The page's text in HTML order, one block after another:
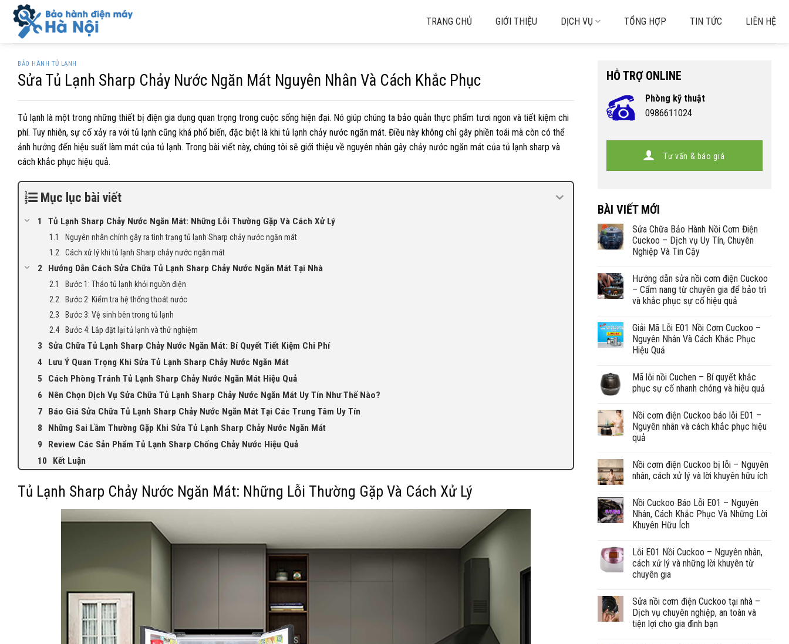
Skip
content
TRANG CHỦ GIỚI THIỆU DỊCH VỤ TỔNG HỢP TIN TỨC LIÊN HỆ
BẢO HÀNH TỦ LẠNH
Sửa Tủ Lạnh Sharp Chảy Nước Ngăn Mát Nguyên Nhân Và Cách Khắc Phục
Tủ lạnh là một trong những thiết bị điện gia dụng quan trọng trong cuộc sống hiện đại. Nó giúp chúng ta bảo quản thực phẩm tươi ngon và tiết kiệm chi
phí. Tuy nhiên, sự cố xảy ra với tủ lạnh cũng khá phổ biến, đặc biệt là khi tủ lạnh chảy nước ngăn mát. Điều này không chỉ gây phiền toái mà còn có thể
ảnh hưởng đến hiệu suất làm mát của tủ lạnh. Trong bài viết này, chúng tôi sẽ giới thiệu về nguyên nhân gây chảy nước ngăn mát của tủ lạnh sharp và
cách khắc phục hiệu quả.
Mục lục bài viết
Tủ Lạnh Sharp Chảy Nước Ngăn Mát: Những Lỗi Thường Gặp Và Cách Xử Lý
Nguyên nhân chính gây ra tình trạng tủ lạnh Sharp chảy nước ngăn mát
Cách xử lý khi tủ lạnh Sharp chảy nước ngăn mát
Hướng Dẫn Cách Sửa Chữa Tủ Lạnh Sharp Chảy Nước Ngăn Mát Tại Nhà
Bước 1: Tháo tủ lạnh khỏi nguồn điện
Bước 2: Kiểm tra hệ thống thoát nước
Bước 3: Vệ sinh bên trong tủ lạnh
Bước 4: Lắp đặt lại tủ lạnh và thử nghiệm
Sửa Chữa Tủ Lạnh Sharp Chảy Nước Ngăn Mát: Bí Quyết Tiết Kiệm Chi Phí
Lưu Ý Quan Trọng Khi Sửa Tủ Lạnh Sharp Chảy Nước Ngăn Mát
Cách Phòng Tránh Tủ Lạnh Sharp Chảy Nước Ngăn Mát Hiệu Quả
Nên Chọn Dịch Vụ Sửa Chữa Tủ Lạnh Sharp Chảy Nước Ngăn Mát Uy Tín Như Thế Nào?
Báo Giá Sửa Chữa Tủ Lạnh Sharp Chảy Nước Ngăn Mát Tại Các Trung Tâm Uy Tín
Những Sai Lầm Thường Gặp Khi Sửa Tủ Lạnh Sharp Chảy Nước Ngăn Mát
Review Các Sản Phẩm Tủ Lạnh Sharp Chống Chảy Nước Hiệu Quả
Kết Luận
Tủ Lạnh Sharp Chảy Nước Ngăn Mát: Những Lỗi Thường Gặp Và Cách Xử Lý
HỖ TRỢ ONLINE
Phòng kỹ thuật
0986611024
Tư vấn & báo giá
BÀI VIẾT MỚI
Sửa Chữa Bảo Hành Nồi Cơm Điện
Cuckoo – Dịch vụ Uy Tín, Chuyên
Nghiệp Và Tin Cậy
Hướng dẫn sửa nồi cơm điện Cuckoo
– Cẩm nang từ chuyên gia để bảo trì
và khắc phục sự cố hiệu quả
Giải Mã Lỗi E01 Nồi Cơm Cuckoo –
Nguyên Nhân Và Cách Khắc Phục
Hiệu Quả
Mã lỗi nồi Cuchen – Bí quyết khắc
phục sự cố nhanh chóng và hiệu quả
Nồi cơm điện Cuckoo báo lỗi E01 –
Nguyên nhân và cách khắc phục hiệu
quả
Nồi cơm điện Cuckoo bị lỗi – Nguyên
nhân, cách xử lý và lời khuyên hữu ích
Nồi Cuckoo Báo Lỗi E01 – Nguyên
Nhân, Cách Khắc Phục Và Những Lời
Khuyên Hữu Ích
Lỗi E01 Nồi Cuckoo – Nguyên nhân,
cách xử lý và những lời khuyên từ
chuyên gia
Sửa nồi cơm điện Cuckoo tại nhà –
Dịch vụ chuyên nghiệp, an toàn và
tiện lợi cho gia đình bạn